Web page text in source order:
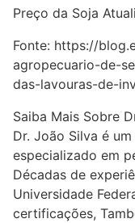
Preço da Soja
Fonte: https://
agropecuario-de-
das-lavouras-de-
Saiba Mais Sobre
Dr. João Silva é
especializado em
Décadas de
Universidade
certificações,